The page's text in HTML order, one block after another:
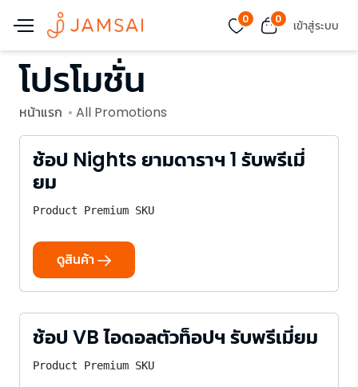
0 0 เข้าสู่ระบบ
โปรโมชั่น
หน้าแรก All Promotions
ช้อป Nights ยามดาราฯ 1 รับพรีเมี่
ยม
Product Premium SKU
ดูสินค้า
ช้อป VB ไอดอลตัวท็อปฯ รับพรีเมี่ยม
Product Premium SKU